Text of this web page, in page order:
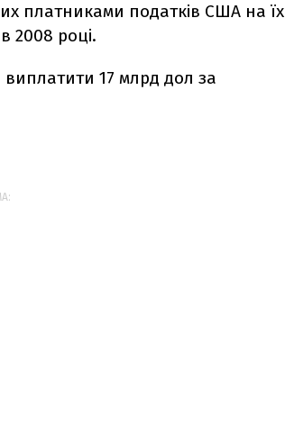
платниками податків США на їх
2008 році.
17 млрд дол за